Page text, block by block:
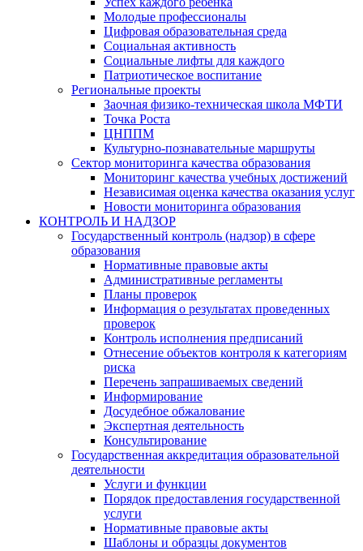
Молодые профессионалы
Цифровая образовательная среда
Социальная активность
Социальные лифты для каждого
Патриотическое воспитание
Региональные проекты
Заочная физико-техническая школа МФТИ
Точка Роста
ЦНППМ
Культурно-познавательные маршруты
Сектор мониторинга качества образования
Мониторинг качества учебных достижений
Независимая оценка качества оказания услуг
Новости мониторинга образования
КОНТРОЛЬ И НАДЗОР
Государственный контроль (надзор) в сфере
образования
Нормативные правовые акты
Административные регламенты
Планы проверок
Информация о результатах проведенных
проверок
Контроль исполнения предписаний
Отнесение объектов контроля к категориям
риска
Перечень запрашиваемых сведений
Информирование
Досудебное обжалование
Экспертная деятельность
Консультирование
Государственная аккредитация образовательной
деятельности
Услуги и функции
Порядок предоставления государственной
услуги
Нормативные правовые акты
Шаблоны и образцы документов